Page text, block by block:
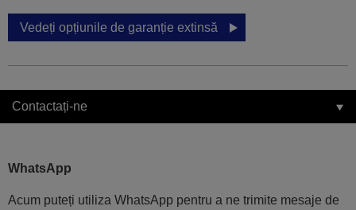
Vedeți opțiunile de garanție extinsă
Contactați-ne
WhatsApp
Acum puteți utiliza WhatsApp pentru a ne trimite mesaje de